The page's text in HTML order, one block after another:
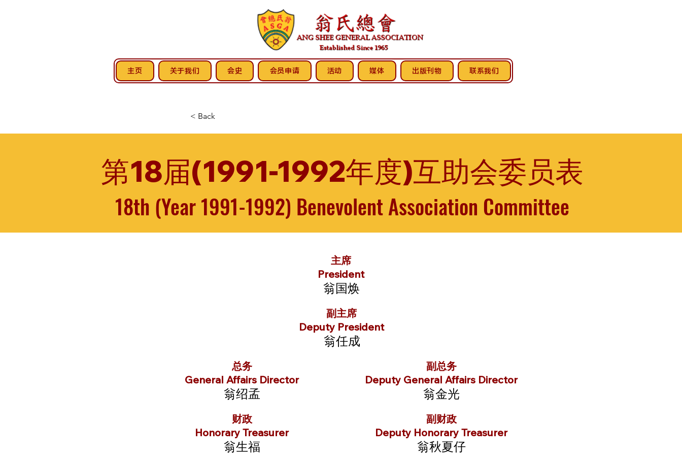
主页 关于我们 会史 会员申请 活动 媒体 出版刊物 联系我们
< Back
第18届(1991-1992年度)互助会委员表
18th (Year 1991-1992) Benevolent Association Committee
主席
President
翁国焕
副主席
Deputy President
翁任成
总务
General Affairs Director
翁绍孟
副总务
Deputy General Affairs Director
翁金光
财政
Honorary Treasurer
翁生福
副财政
Deputy Honorary Treasurer
翁秋夏仔